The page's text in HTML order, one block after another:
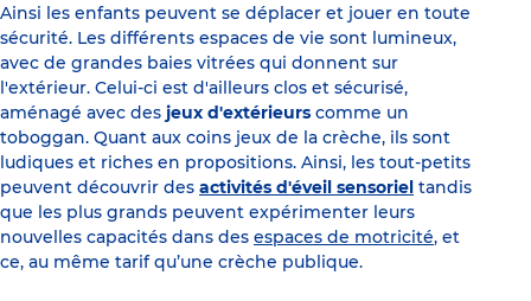
Ainsi les enfants peuvent se déplacer et jouer en toute
sécurité. Les différents espaces de vie sont lumineux,
avec de grandes baies vitrées qui donnent sur
l'extérieur. Celui-ci est d'ailleurs clos et sécurisé,
aménagé avec des jeux d'extérieurs comme un
toboggan. Quant aux coins jeux de la crèche, ils sont
ludiques et riches en propositions. Ainsi, les tout-petits
peuvent découvrir des activités d'éveil sensoriel tandis
que les plus grands peuvent expérimenter leurs
nouvelles capacités dans des espaces de motricité, et
ce, au même tarif qu’une crèche publique.